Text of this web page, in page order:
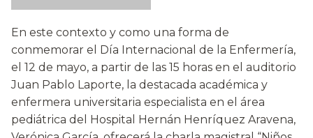
En este contexto y como una forma de
conmemorar el Día Internacional de la Enfermería,
el 12 de mayo, a partir de las 15 horas en el auditorio
Juan Pablo Laporte, la destacada académica y
enfermera universitaria especialista en el área
pediátrica del Hospital Hernán Henríquez Aravena,